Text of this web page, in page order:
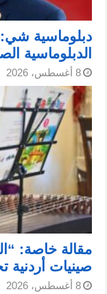
دبلوماسية
الدبلوماسية
8 أغسطس، 2026
مقالة خاصة:
صينيات
8 أغسطس، 2026